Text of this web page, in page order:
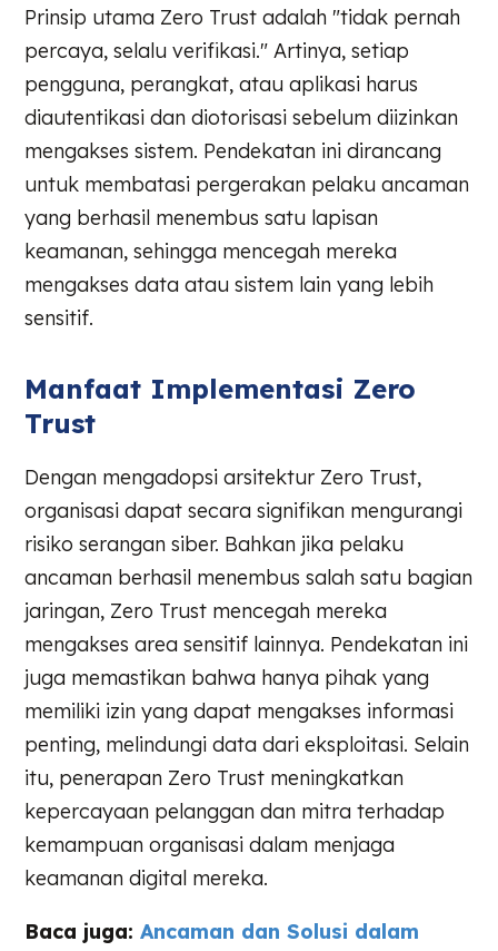
Prinsip utama Zero Trust adalah "tidak pernah
percaya, selalu verifikasi." Artinya, setiap
pengguna, perangkat, atau aplikasi harus
diautentikasi dan diotorisasi sebelum diizinkan
mengakses sistem. Pendekatan ini dirancang
untuk membatasi pergerakan pelaku ancaman
yang berhasil menembus satu lapisan
keamanan, sehingga mencegah mereka
mengakses data atau sistem lain yang lebih
sensitif.
Manfaat Implementasi Zero
Trust
Dengan mengadopsi arsitektur Zero Trust,
organisasi dapat secara signifikan mengurangi
risiko serangan siber. Bahkan jika pelaku
ancaman berhasil menembus salah satu bagian
jaringan, Zero Trust mencegah mereka
mengakses area sensitif lainnya. Pendekatan ini
juga memastikan bahwa hanya pihak yang
memiliki izin yang dapat mengakses informasi
penting, melindungi data dari eksploitasi. Selain
itu, penerapan Zero Trust meningkatkan
kepercayaan pelanggan dan mitra terhadap
kemampuan organisasi dalam menjaga
keamanan digital mereka.
Baca juga:Ancaman dan Solusi dalam